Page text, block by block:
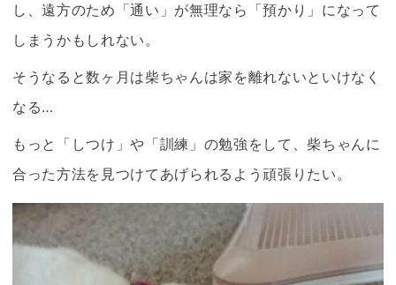
し、遠方のため「通い」が無理なら「預かり」になって
しまうかもしれない。
そうなると数ヶ月は柴ちゃんは家を離れないといけなく
なる…
もっと「しつけ」や「訓練」の勉強をして、 柴ちゃんに
合った方法を見つけてあげられるよう頑張りたい。